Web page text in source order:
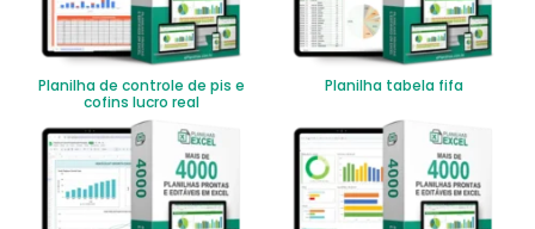
Planilha de controle de pis e
cofins lucro real
Planilha tabela fifa